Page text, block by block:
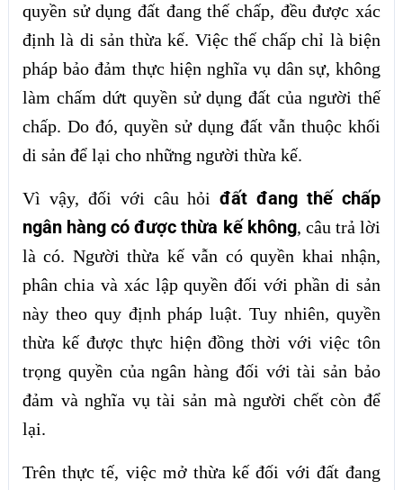
quyền sử dụng đất đang thế chấp, đều được xác
định là di sản thừa kế. Việc thế chấp chỉ là biện
pháp bảo đảm thực hiện nghĩa vụ dân sự, không
làm chấm dứt quyền sử dụng đất của người thế
chấp. Do đó, quyền sử dụng đất vẫn thuộc khối
di sản để lại cho những người thừa kế.
Vì vậy, đối với câu hỏiđất đang thế chấp
ngân hàng có được thừa kế không, câu trả lời
là có. Người thừa kế vẫn có quyền khai nhận,
phân chia và xác lập quyền đối với phần di sản
này theo quy định pháp luật. Tuy nhiên, quyền
thừa kế được thực hiện đồng thời với việc tôn
trọng quyền của ngân hàng đối với tài sản bảo
đảm và nghĩa vụ tài sản mà người chết còn để
lại.
Trên thực tế, việc mở thừa kế đối với đất đang